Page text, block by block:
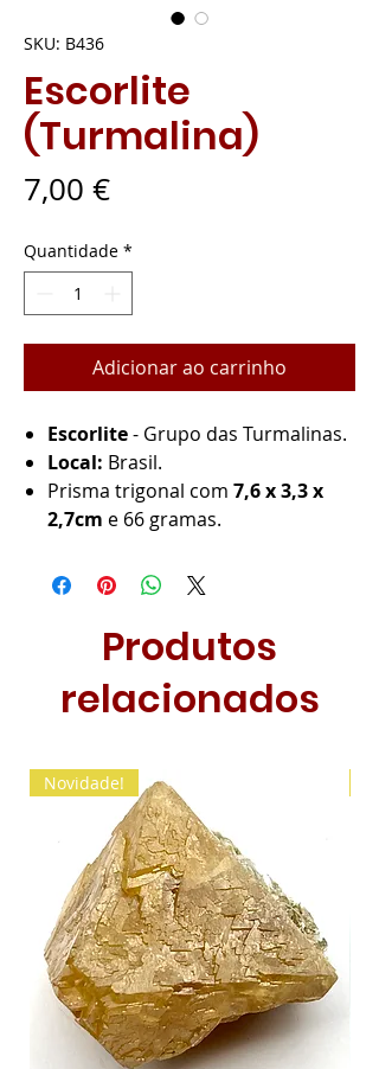
SKU: B436
Escorlite
(Turmalina)
7,00 €Preço
Quantidade *
Adicionar ao carrinho
Escorlite- Grupo das Turmalinas.
Local: Brasil.
Prisma trigonal com 7,6 x 3,3 x
2,7cm e 66 gramas.
Produtos
relacionados
Novidade!